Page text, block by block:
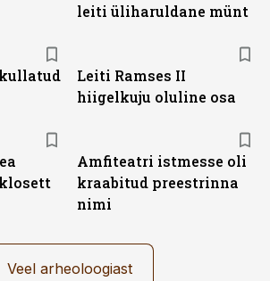
leiti üliharuldane münt
Leiti Ramses II
hiigelkuju oluline osa
Amfiteatri istmesse oli
kraabitud preestrinna
nimi
Veel arheoloogiast